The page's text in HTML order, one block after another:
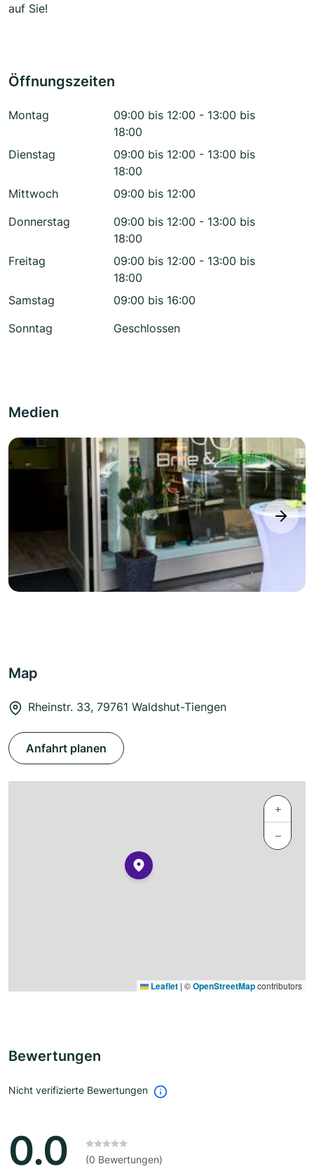
auf Sie!
Öffnungszeiten
Montag
09:00 bis 12:00 - 13:00 bis
18:00
Dienstag
09:00 bis 12:00 - 13:00 bis
18:00
Mittwoch
09:00 bis 12:00
Donnerstag
09:00 bis 12:00 - 13:00 bis
18:00
Freitag
09:00 bis 12:00 - 13:00 bis
18:00
Samstag
09:00 bis 16:00
Sonntag
Geschlossen
Medien
next
Map
Rheinstr. 33, 79761 Waldshut-Tiengen
Anfahrt planen
+
−
Leaflet | ©OpenStreetMapcontributors
Bewertungen
Nicht verifizierte Bewertungen
0.0 (0 Bewertungen)